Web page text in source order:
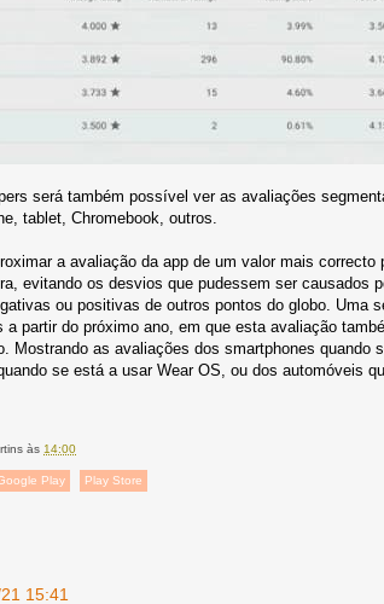
será também possível ver as avaliações
tablet, Chromebook, outros.
a avaliação da app de um valor mais correcto
evitando os desvios que pudessem ser causados
ou positivas de outros pontos do globo. Uma
a partir do próximo ano, em que esta avaliação
Mostrando as avaliações dos smartphones quando
se está a usar Wear OS, ou dos automóveis
às 14:00
Play Play Store
15:41